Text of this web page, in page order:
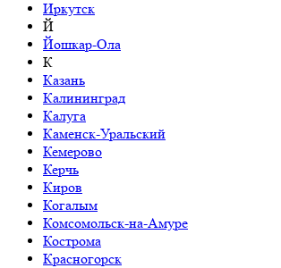
Иркутск
Й
Йошкар-Ола
К
Казань
Калининград
Калуга
Каменск-Уральский
Кемерово
Керчь
Киров
Когалым
Комсомольск-на-Амуре
Кострома
Красногорск